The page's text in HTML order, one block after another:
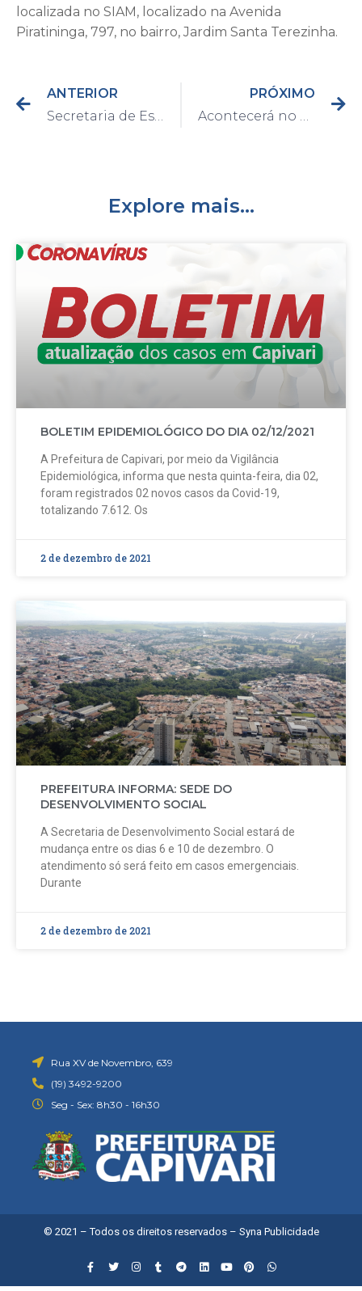
localizada no SIAM, localizado na Avenida
Piratininga, 797, no bairro, Jardim Santa Terezinha.
ANTERIOR
PRÓXIMO
Explore mais...
BOLETIM EPIDEMIOLÓGICO DO DIA 02/12/2021
A Prefeitura de Capivari, por meio da Vigilância
Epidemiológica, informa que nesta quinta-feira, dia 02,
foram registrados 02 novos casos da Covid-19,
totalizando 7.612. Os
2 de dezembro de 2021
PREFEITURA INFORMA: SEDE DO
DESENVOLVIMENTO SOCIAL
A Secretaria de Desenvolvimento Social estará de
mudança entre os dias 6 e 10 de dezembro. O
atendimento só será feito em casos emergenciais.
Durante
2 de dezembro de 2021
Rua XV de Novembro, 639
(19) 3492-9200
Seg - Sex: 8h30 - 16h30
© 2021 – Todos os direitos reservados – Syna Publicidade